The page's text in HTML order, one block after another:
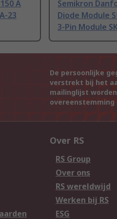
A
23
Semikron
Diode Module
3-Pin Module
De persoonlijke
verstrekt bij het
mailinglijst
overeenstemming
Over RS
RS Group
Over ons
RS wereldwijd
Werken bij RS
ESG